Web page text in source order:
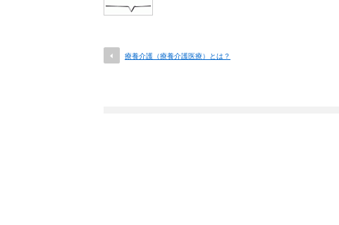
療養介護（療養介護医療）とは？